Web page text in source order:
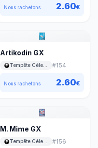
Nous rachetons 2.60€
Artikodin GX
#154
Nous rachetons 2.60€
M. Mime GX
#156